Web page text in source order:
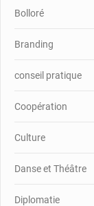
Bolloré
Branding
conseil pratique
Coopération
Culture
Danse et Théâtre
Diplomatie